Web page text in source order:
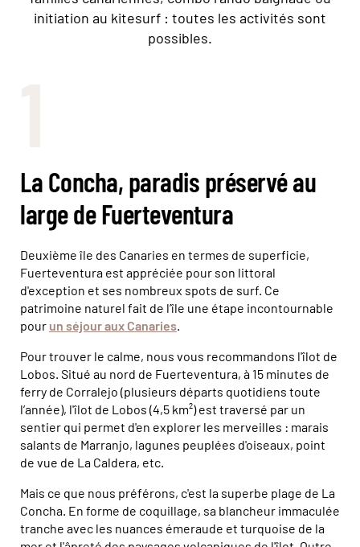
initiation au kitesurf : toutes les activités sont
possibles.
La Concha, paradis préservé au
large de Fuerteventura
Deuxième île des Canaries en termes de superficie,
Fuerteventura est appréciée pour son littoral
d'exception et ses nombreux spots de surf. Ce
patrimoine naturel fait de l’île une étape incontournable
pour un séjour aux Canaries.
Pour trouver le calme, nous vous recommandons l'îlot de
Lobos. Situé au nord de Fuerteventura, à 15 minutes de
ferry de Corralejo (plusieurs départs quotidiens toute
l’année), l'îlot de Lobos (4,5 km²) est traversé par un
sentier qui permet d'en explorer les merveilles : marais
salants de Marranjo, lagunes peuplées d'oiseaux, point
de vue de La Caldera, etc.
Mais ce que nous préférons, c'est la superbe plage de La
Concha. En forme de coquillage, sa blancheur immaculée
tranche avec les nuances émeraude et turquoise de la